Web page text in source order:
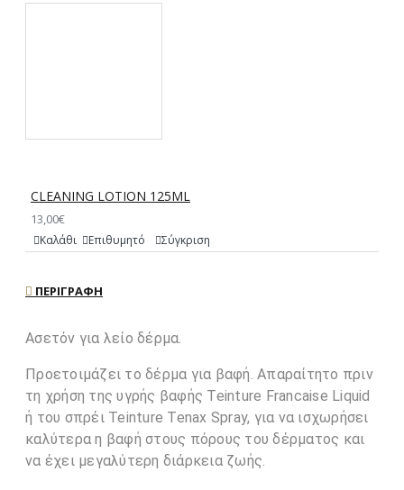
CLEANING LOTION 125ML
13,00€
Καλάθι Επιθυμητό Σύγκριση
ΠΕΡΙΓΡΑΦΉ
Ασετόν για λείο δέρμα.
Προετοιμάζει το δέρμα για βαφή. Απαραίτητο πριν
τη χρήση της υγρής βαφής Teinture Francaise Liquid
ή του σπρέι Teinture Tenax Spray, για να ισχωρήσει
καλύτερα η βαφή στους πόρους του δέρματος και
να έχει μεγαλύτερη διάρκεια ζωής.